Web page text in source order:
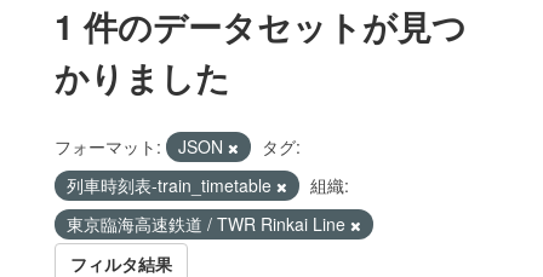
1 件のデータセットが見つ
かりました
フォーマット: JSON
タグ:
列車時刻表-train_timetable
組織:
東京臨海高速鉄道 / TWR Rinkai Line
フィルタ結果